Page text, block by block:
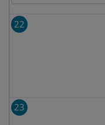
22
23